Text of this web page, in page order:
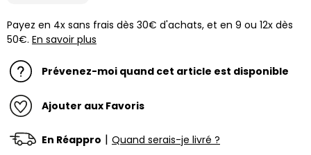
Payez en 4x sans frais dès 30€ d'achats, et en 9 ou 12x dès
50€. En savoir plus
Prévenez-moi quand cet article est disponible
Ajouter aux Favoris
En Réappro | Quand serais-je livré ?